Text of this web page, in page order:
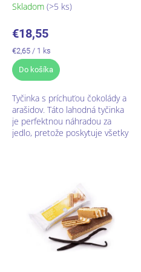
v
Skladom (>5 ks)
€18,55
Jednotková
cena:
€2,65 / 1 ks
Do košíka
Tyčinka s príchuťou čokolády a
arašidov. Táto lahodná tyčinka
je perfektnou náhradou za
jedlo, pretože poskytuje všetky